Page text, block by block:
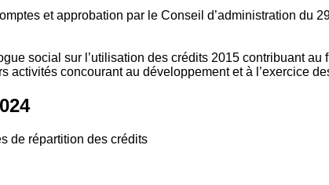
et approbation par le Conseil d’administration du
social sur l’utilisation des crédits 2015 contribuant
activités concourant au développement et à l’exercice
de répartition des crédits